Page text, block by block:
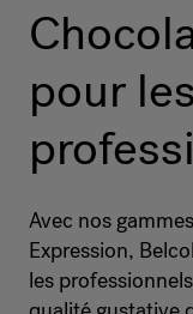
pour les
Avec nos
Expression,
les